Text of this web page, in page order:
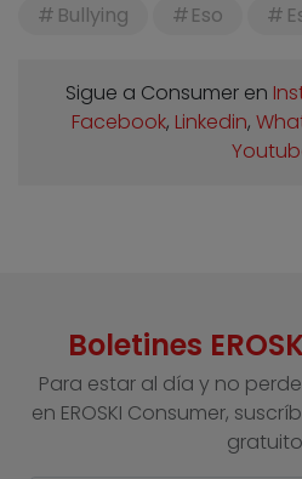
Bullying
Eso
Sigue a Consumer en
Facebook, Linkedin,
Boletines
Para estar al día y no
en EROSKI Consumer,